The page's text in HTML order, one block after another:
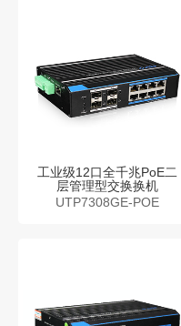
工业级12口全千兆PoE二
层管理型交换换机
UTP7308GE-POE